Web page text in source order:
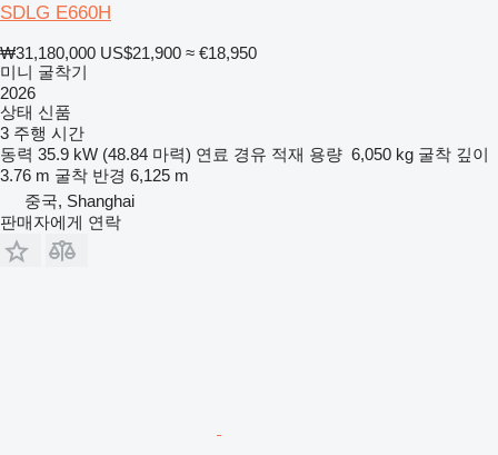
SDLG E660H
₩31,180,000 US$21,900 ≈ €18,950
미니 굴착기
2026
상태 신품
3 주행 시간
동력 35.9 kW (48.84 마력) 연료 경유 적재 용량 6,050 kg 굴착 깊이
3.76 m 굴착 반경 6,125 m
중국, Shanghai
판매자에게 연락